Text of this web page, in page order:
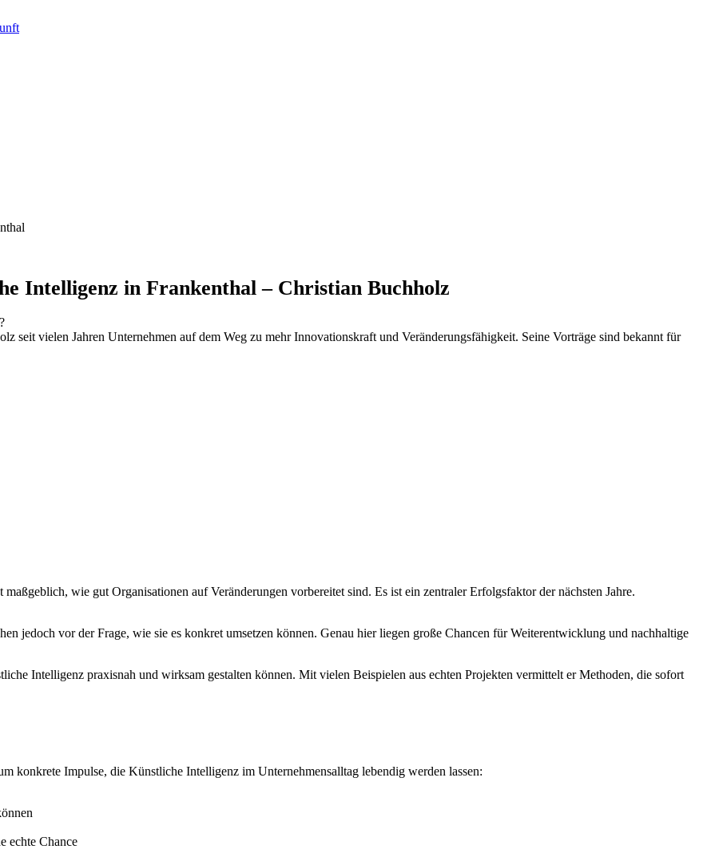
Intelligenz in Frankenthal – Christian Buchholz
seit vielen Jahren Unternehmen auf dem Weg zu mehr Innovationskraft und Veränderungsfähigkeit. Seine Vorträge sind bekannt für
wie gut Organisationen auf Veränderungen vorbereitet sind. Es ist ein zentraler Erfolgsfaktor der nächsten Jahre.
jedoch vor der Frage, wie sie es konkret umsetzen können. Genau hier liegen große Chancen für Weiterentwicklung und nachhaltige
Intelligenz praxisnah und wirksam gestalten können. Mit vielen Beispielen aus echten Projekten vermittelt er Methoden, die sofort
konkrete Impulse, die Künstliche Intelligenz im Unternehmensalltag lebendig werden lassen:
echte Chance